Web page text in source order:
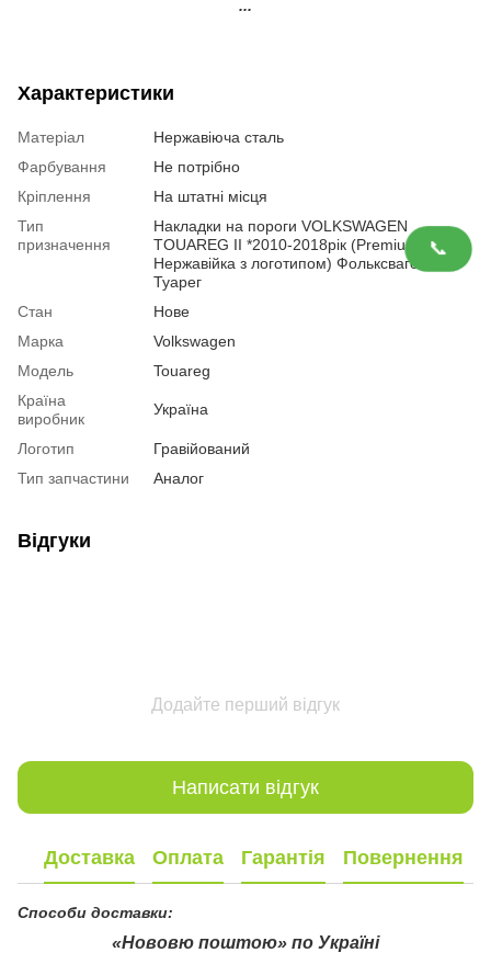
📞
...
Характеристики
Матеріал
Нержавіюча сталь
Фарбування
Не потрібно
Кріплення
На штатні місця
Тип
призначення
Накладки на пороги VOLKSWAGEN
TOUAREG II *2010-2018рік (Premium
Нержавійка з логотипом) Фольксваген
Туарег
Стан
Нове
Марка
Volkswagen
Модель
Touareg
Країна
виробник
Україна
Логотип
Гравійований
Тип запчастини
Аналог
Відгуки
Додайте перший відгук
Написати відгук
Доставка Оплата Гарантія Повернення
Способи доставки:
«Нововю поштою» по Україні